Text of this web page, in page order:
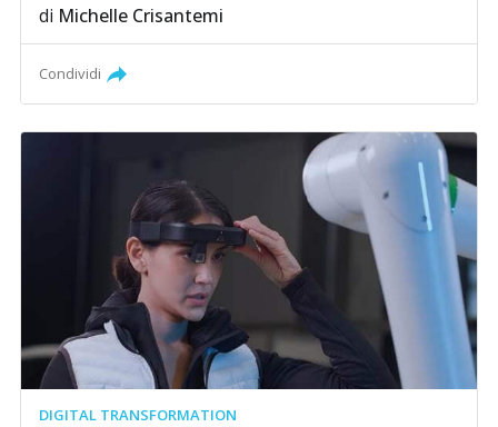
di Michelle Crisantemi
Condividi
DIGITAL TRANSFORMATION